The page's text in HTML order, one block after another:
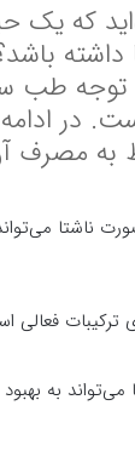
که یک
توجه
در
مصرف
ناشتا
ترکیبات
به